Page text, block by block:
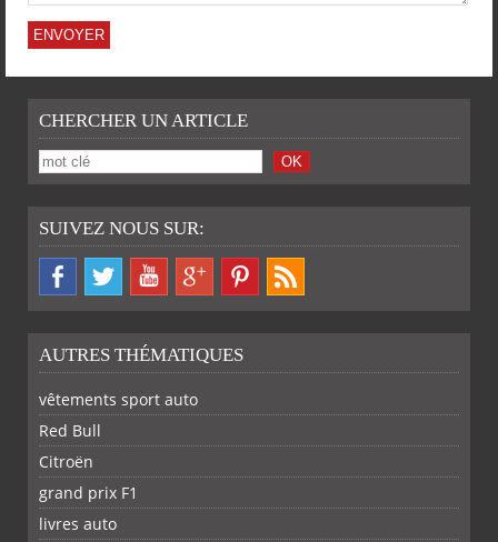
CHERCHER UN ARTICLE
SUIVEZ NOUS SUR:
AUTRES THÉMATIQUES
vêtements sport auto
Red Bull
Citroën
grand prix F1
livres auto